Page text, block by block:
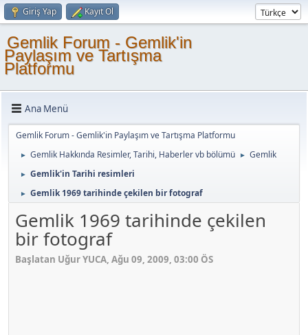
Giriş Yap Kayıt Ol
Gemlik Forum - Gemlik'in
Paylaşım ve Tartışma
Platformu
Ana Menü
Gemlik Forum - Gemlik'in Paylaşım ve Tartışma Platformu
► Gemlik Hakkında Resimler, Tarihi, Haberler vb bölümü ► Gemlik
► Gemlik'in Tarihi resimleri
► Gemlik 1969 tarihinde çekilen bir fotograf
Gemlik 1969 tarihinde çekilen
bir fotograf
Başlatan Uğur YUCA, Ağu 09, 2009, 03:00 ÖS